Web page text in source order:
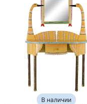
В наличии